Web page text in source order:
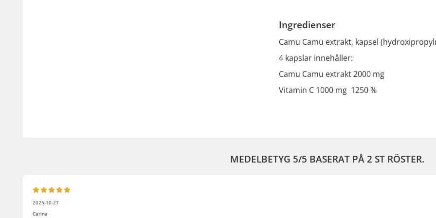
Ingredienser
Camu Camu extrakt, kapsel
4 kapslar innehåller:
Camu Camu extrakt 2000 mg
Vitamin C 1000 mg 1250 %
MEDELBETYG 5/5 BASERAT PÅ2 ST RÖSTER.
2025-10-27
Carina